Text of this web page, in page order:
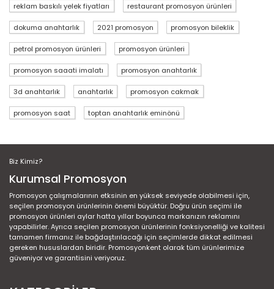
reklam baskılı yelek fiyatları restaurant promosyon ürünleri
dokuma anahtarlık 2021 promosyon promosyon bileklik
petrol promosyon ürünleri promosyon ürünleri
promosyon saaati imalatı promosyon anahtarlık
3d anahtarlık anahtarlık promosyon cakmak
promosyon saat toptan anahtarlık eminönü
Biz Kimiz?
Kurumsal Promosyon
Promosyon çalışmalarının etksinin en yüksek seviyede olabilmesi için,
seçilen promosyon ürünlerinin önemi büyüktür. Doğru ürün seçimi ile
promosyon ürünleri aylar hatta yıllar boyunca markanızın reklamını
yapabilirler. Ayrıca seçilen promosyon ürünlerinin fonksiyonelliği ve kalitesi
tamamen firmanız ile bağdaştırılacağı için seçimlerde dikkat edilmesi
gereken hususlardan biridir. Promosyonkent olarak tüm ürünlerimize
güveniyor ve garantisini veriyoruz.